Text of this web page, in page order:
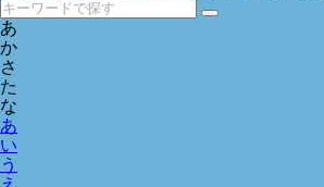
あ
か
さ
た
な
あ
い
う